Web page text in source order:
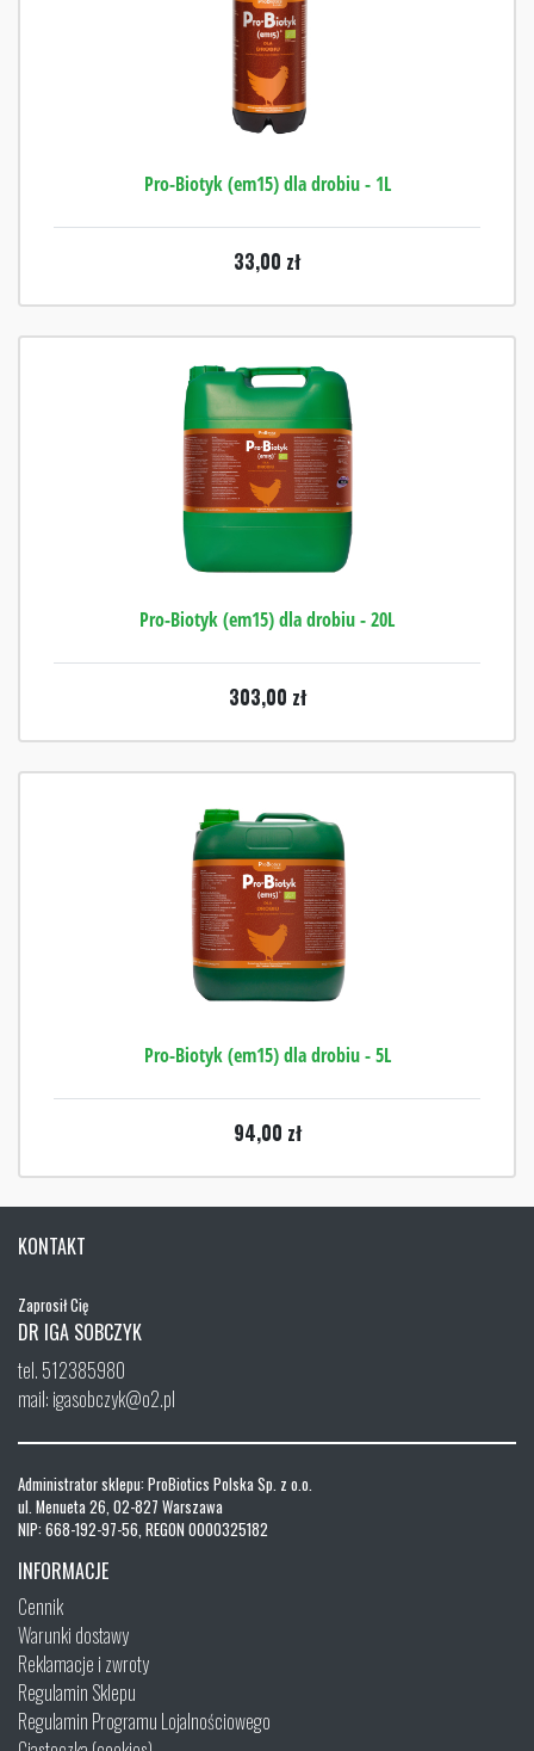
Pro-Biotyk (em15) dla drobiu - 1L
33,00 zł
Pro-Biotyk (em15) dla drobiu - 20L
303,00 zł
Pro-Biotyk (em15) dla drobiu - 5L
94,00 zł
KONTAKT
Zaprosił Cię
DR IGA SOBCZYK
tel. 512385980
mail: igasobczyk@o2.pl
Administrator sklepu: ProBiotics Polska Sp. z o.o.
ul. Menueta 26, 02-827 Warszawa
NIP: 668-192-97-56, REGON 0000325182
INFORMACJE
Cennik
Warunki dostawy
Reklamacje i zwroty
Regulamin Sklepu
Regulamin Programu Lojalnościowego